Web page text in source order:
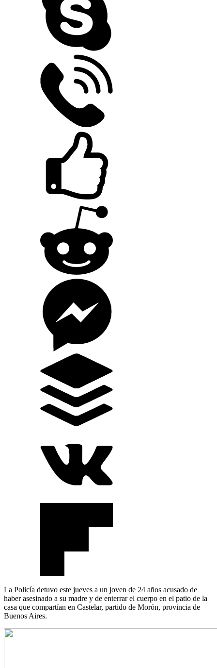
La Policía detuvo este jueves a un joven de 24 años acusado de
haber asesinado a su madre y de enterrar el cuerpo en el patio de la
casa que compartían en Castelar, partido de Morón, provincia de
Buenos Aires.